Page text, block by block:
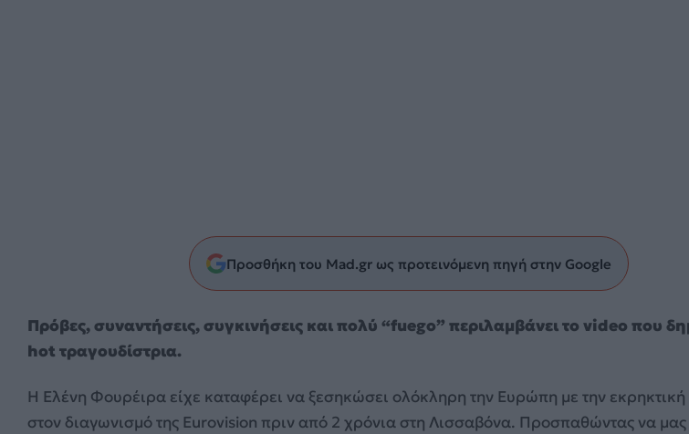
Προσθήκη του Mad.gr ως προτεινόμενη πηγή στην Google
Πρόβες, συναντήσεις, συγκινήσεις και πολύ “fuego” περιλαμβάνει το video που
hot τραγουδίστρια.
H Ελένη Φουρέιρα είχε καταφέρει να ξεσηκώσει ολόκληρη την Ευρώπη με την εκρηκτική
στoν διαγωνισμό της Eurovision πριν από 2 χρόνια στη Λισσαβόνα. Προσπαθώντας να